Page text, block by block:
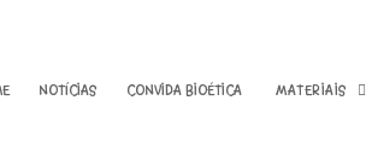
NOTÍCIAS CONVIDA BIOÉTICA MATERIAIS